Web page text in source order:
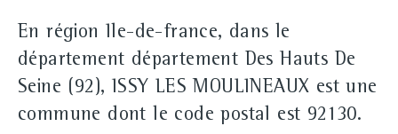
En région Ile-de-france, dans le
département département Des Hauts De
Seine (92), ISSY LES MOULINEAUX est une
commune dont le code postal est 92130.